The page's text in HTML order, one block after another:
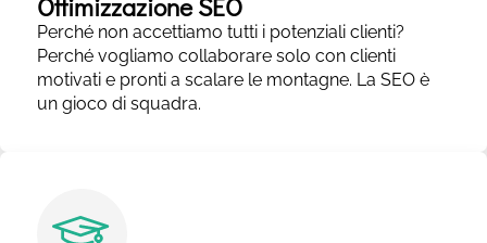
Perché non accettiamo tutti i potenziali clienti?
Perché vogliamo collaborare solo con clienti
motivati e pronti a scalare le montagne. La SEO è
un gioco di squadra.